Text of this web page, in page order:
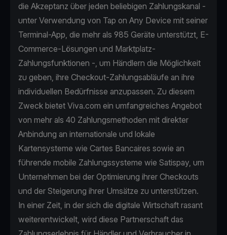
die Akzeptanz über jeden beliebigen Zahlungskanal -
unter Verwendung von Tap on Any Device mit seiner
Terminal-App, die mehr als 985 Geräte unterstützt, E-
Commerce-Lösungen und Marktplatz-
Zahlungsfunktionen -, um Händlern die Möglichkeit
zu geben, ihre Checkout-Zahlungsabläufe an ihre
individuellen Bedürfnisse anzupassen. Zu diesem
Zweck bietet Viva.com ein umfangreiches Angebot
von mehr als 40 Zahlungsmethoden mit direkter
Anbindung an internationale und lokale
Kartensysteme wie Cartes Bancaires sowie an
führende mobile Zahlungssysteme wie Satispay, um
Unternehmen bei der Optimierung ihrer Checkouts
und der Steigerung ihrer Umsätze zu unterstützen.
In einer Zeit, in der sich die digitale Wirtschaft rasant
weiterentwickelt, wird diese Partnerschaft das